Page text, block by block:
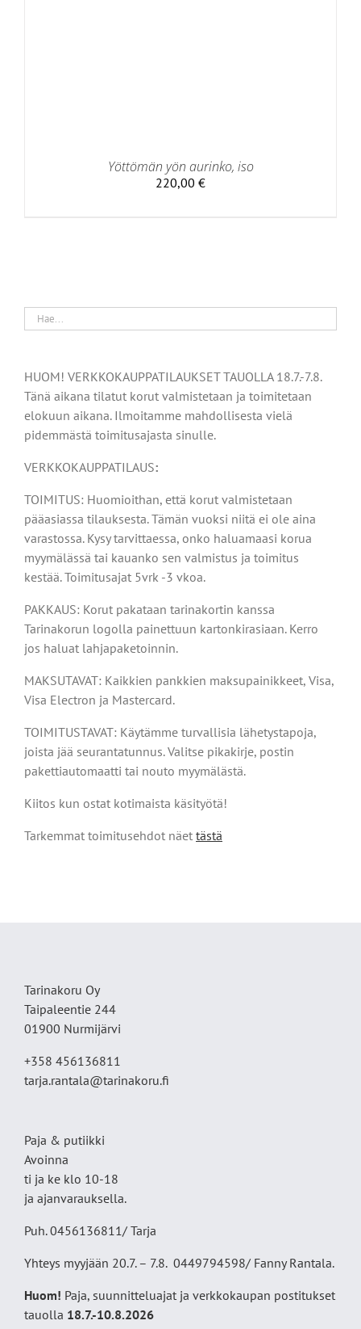
Yöttömän yön aurinko, iso
220,00 €
HUOM! VERKKOKAUPPATILAUKSET TAUOLLA 18.7.-7.8.
Tänä aikana tilatut korut valmistetaan ja toimitetaan
elokuun aikana. Ilmoitamme mahdollisesta vielä
pidemmästä toimitusajasta sinulle.
VERKKOKAUPPATILAUS:
TOIMITUS: Huomioithan, että korut valmistetaan
pääasiassa tilauksesta. Tämän vuoksi niitä ei ole aina
varastossa. Kysy tarvittaessa, onko haluamaasi korua
myymälässä tai kauanko sen valmistus ja toimitus
kestää. Toimitusajat 5vrk -3 vkoa.
PAKKAUS: Korut pakataan tarinakortin kanssa
Tarinakorun logolla painettuun kartonkirasiaan. Kerro
jos haluat lahjapaketoinnin.
MAKSUTAVAT: Kaikkien pankkien maksupainikkeet, Visa,
Visa Electron ja Mastercard.
TOIMITUSTAVAT: Käytämme turvallisia lähetystapoja,
joista jää seurantatunnus. Valitse pikakirje, postin
pakettiautomaatti tai nouto myymälästä.
Kiitos kun ostat kotimaista käsityötä!
Tarkemmat toimitusehdot näet tästä
Tarinakoru Oy
Taipaleentie 244
01900 Nurmijärvi
+358 456136811
tarja.rantala@tarinakoru.fi
Paja & putiikki
Avoinna
ti ja ke klo 10-18
ja ajanvarauksella.
Puh. 0456136811/ Tarja
Yhteys myyjään 20.7. – 7.8. 0449794598/ Fanny Rantala.
Huom! Paja, suunnitteluajat ja verkkokaupan postitukset
tauolla 18.7.-10.8.2026